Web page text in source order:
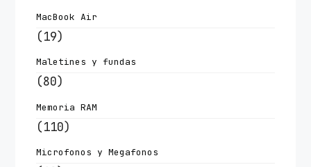
MacBook Air
(19)
Maletines y fundas
(80)
Memoria RAM
(110)
Microfonos y Megafonos